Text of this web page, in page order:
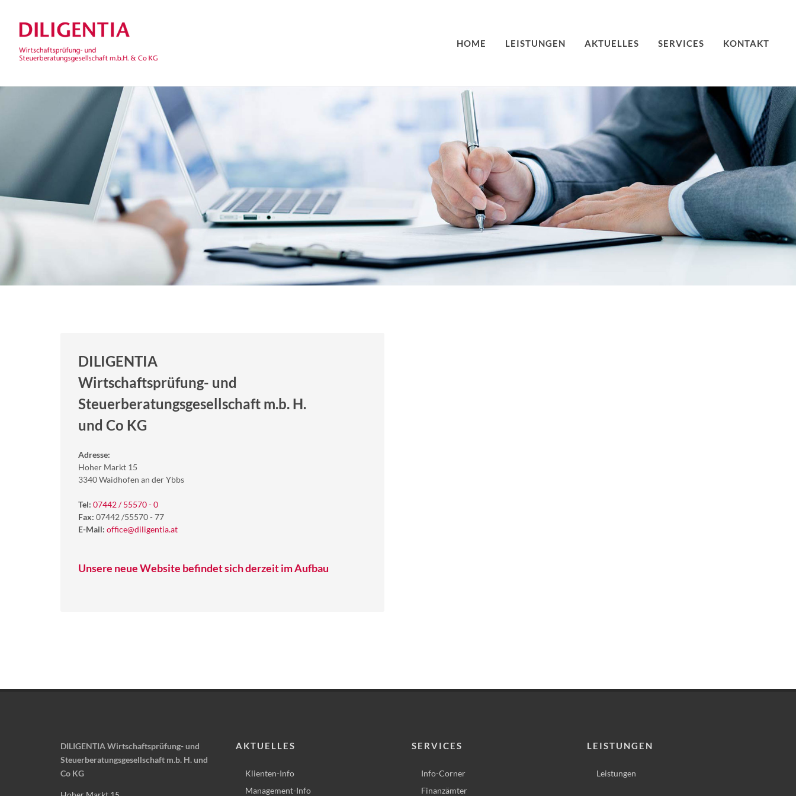
HOME LEISTUNGEN AKTUELLES SERVICES KONTAKT
DILIGENTIA
Wirtschaftsprüfung- und
Steuerberatungsgesellschaft m.b. H.
und Co KG
Adresse:
Hoher Markt 15
3340 Waidhofen an der Ybbs
Tel: 07442 / 55570 - 0
Fax: 07442 /55570 - 77
E-Mail: office@diligentia.at
Unsere neue Website befindet sich derzeit im Aufbau
DILIGENTIA Wirtschaftsprüfung- und
Steuerberatungsgesellschaft m.b. H. und
Co KG
AKTUELLES
Klienten-Info
Management-Info
SERVICES
Info-Corner
Finanzämter
LEISTUNGEN
Leistungen